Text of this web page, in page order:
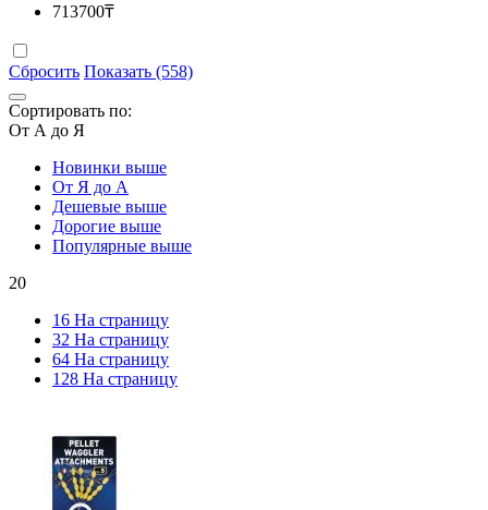
713700₸
Сбросить Показать (558)
Сортировать по:
От А до Я
Новинки выше
От Я до А
Дешевые выше
Дорогие выше
Популярные выше
20
16 На страницу
32 На страницу
64 На страницу
128 На страницу